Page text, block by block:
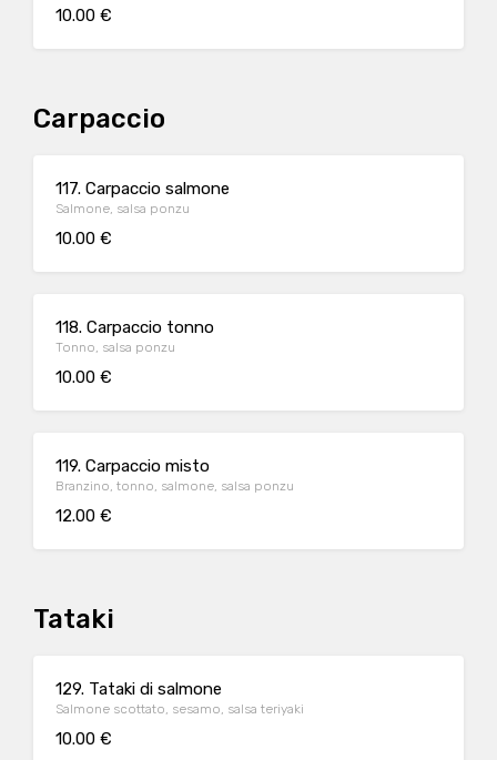
10.00 €
Carpaccio
117. Carpaccio salmone
Salmone, salsa ponzu
10.00 €
118. Carpaccio tonno
Tonno, salsa ponzu
10.00 €
119. Carpaccio misto
Branzino, tonno, salmone, salsa ponzu
12.00 €
Tataki
129. Tataki di salmone
Salmone scottato, sesamo, salsa teriyaki
10.00 €